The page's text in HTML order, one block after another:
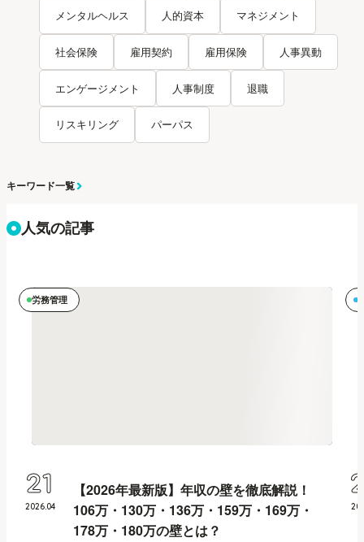
メンタルヘルス 人的資本 マネジメント
社会保険 雇用契約 雇用保険 人事異動
エンゲージメント 人事制度 退職
リスキリング パーパス
キーワード一覧
人気の記事
労務管理
【2026年最新版】年収の壁を徹底解説！
106万・130万・136万・159万・169万・
178万・180万の壁とは？
2026.04
21